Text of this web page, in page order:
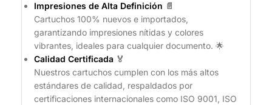
Impresiones de Alta Definición 📄
Cartuchos 100% nuevos e importados,
garantizando impresiones nítidas y colores
vibrantes, ideales para cualquier documento. 🌟
Calidad Certificada 🏅
Nuestros cartuchos cumplen con los más altos
estándares de calidad, respaldados por
certificaciones internacionales como ISO 9001, ISO